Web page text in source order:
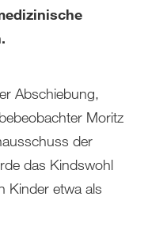
Abschiebung,
Moritz
der
das Kindswohl
Kinder etwa als